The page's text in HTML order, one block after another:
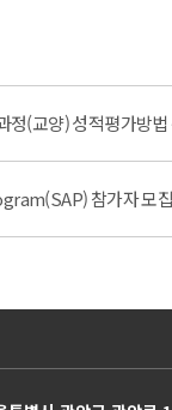
(교양) 성적평가방법
참가자 모